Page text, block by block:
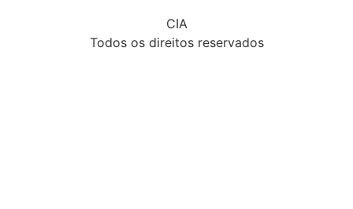
CIA
Todos os direitos reservados